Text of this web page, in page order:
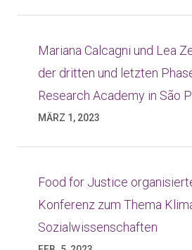
Mariana Calcagni und Lea
der dritten und letzten
Research Academy in São
MÄRZ 1, 2023
Food for Justice
Konferenz zum Thema
Sozialwissenschaften